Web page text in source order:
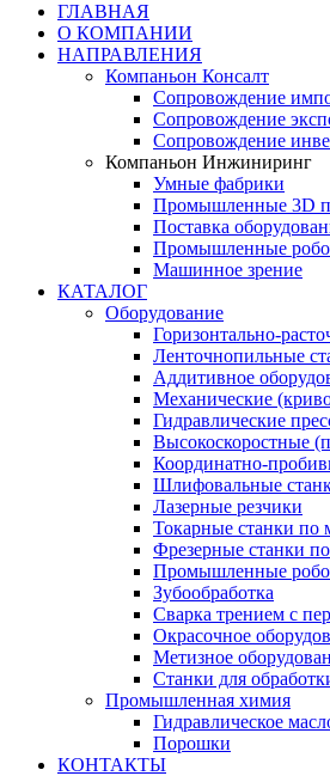
ГЛАВНАЯ
О КОМПАНИИ
НАПРАВЛЕНИЯ
Компаньон Консалт
Сопровождение
Сопровождение
Сопровождение
Компаньон Инжиниринг
Умные фабрики
Промышленные 3D
Поставка
Промышленные
Машинное зрение
КАТАЛОГ
Оборудование
Горизонтально-
Ленточнопильные
Аддитивное
Механические
Гидравлические
Высокоскоростные
Координатно-
Шлифовальные
Лазерные резчики
Токарные станки по
Фрезерные станки
Промышленные
Зубообработка
Сварка трением с
Окрасочное
Метизное
Станки для
Промышленная химия
Гидравлическое
Порошки
КОНТАКТЫ